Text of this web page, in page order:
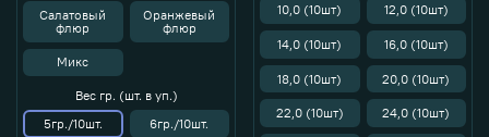
Салатовый
флюр
Оранжевый
флюр
Микс
Вес гр. (шт. в уп.)
5гр./10шт.
6гр./10шт.
10,0 (10шт) 12,0 (10шт)
14,0 (10шт) 16,0 (10шт)
18,0 (10шт) 20,0 (10шт)
22,0 (10шт) 24,0 (10шт)